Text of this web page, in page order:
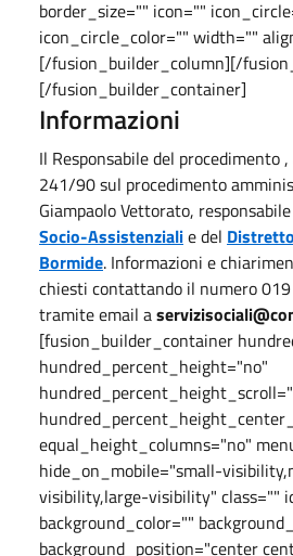
border_size="" icon=""
icon_circle_color="" width=""
[/fusion_builder_column][/
[/fusion_builder_container]
Informazioni
Il Responsabile del procedimento
241/90 sul procedimento
Giampaolo Vettorato,
Socio-Assistenzialie del
Bormide. Informazioni e
chiesti contattando il numero
tramite email a
[fusion_builder_container
hundred_percent_height="no"
equal_height_columns="no"
hide_on_mobile="small-
visibility,large-visibility" class=""
background_color=""
background_position="center